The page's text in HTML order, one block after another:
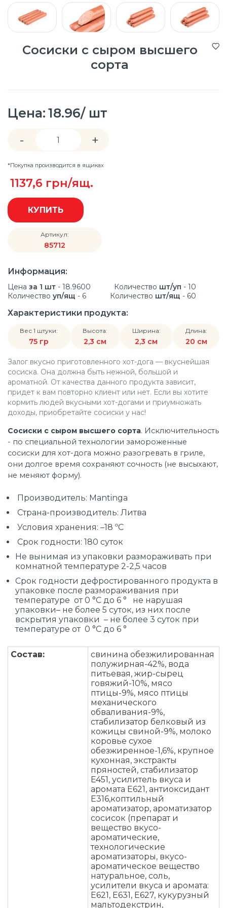
Сосиски с сыром высшего
сорта
Цена: 18.96/ шт
- +
*Покупка производится в ящиках
1137,6 грн/ящ.
КУПИТЬ
Артикул:
85712
Информация:
Цена за 1 шт - 18.9600 Количество шт/уп - 10
Количество уп/ящ - 6 Количество шт/ящ - 60
Характеристики продукта:
Вес 1 штуки:
75 гр
Высота:
2,3 см
Ширина:
2,3 см
Длина:
20 см
Залог вкусно приготовленного хот-дога — вкуснейшая
сосиска. Она должна быть нежной, большой и
ароматной. От качества данного продукта зависит,
придет к вам повторно клиент или нет. Если вы хотите
кормить людей вкусными хот-догами и приумножать
доходы, приобретайте сосиски у нас!
Сосиски с сыром высшего сорта. Исключительность
- по специальной технологии замороженные
сосиски для хот-дога можно разогревать в гриле,
они долгое время сохраняют сочность (не высыхают,
не меняют форму).
Производитель: Mantinga
Страна-производитель: Литва
Условия хранения: –18 ºС
Срок годности: 180 суток
Не вынимая из упаковки размораживать при
комнатной температуре 2-2,5 часов
Срок годности дефростированного продукта в
упаковке после размораживания при
температуре от 0 °С до 6 ° не нарушая
упаковки– не более 5 суток, из них после
вскрытия упаковки – не более 3 суток при
температуре от 0 °С до 6 °
Состав:
свинина обезжилированная
полужирная-42%, вода
питьевая, жир-сырец
говяжий-10%, мясо
птицы-9%, мясо птицы
механического
обваливания-9%,
стабилизатор белковый из
кожицы свиной-9%, молоко
коровье сухое
обезжиренное-1,6%, крупное
кухонная, экстракты
пряностей, стабилизатор
E451, усилитель вкуса и
аромата E621, антиоксидант
E316,коптильный
ароматизатор, ароматизатор
сосисок (препарат и
вещество вкусо-
ароматические,
технологические
ароматизаторы, вкусо-
ароматическое вещество
натуральное, соль,
усилители вкуса и аромата:
Е621, Е631, Е627, кукурузный
мальтодекстрин,